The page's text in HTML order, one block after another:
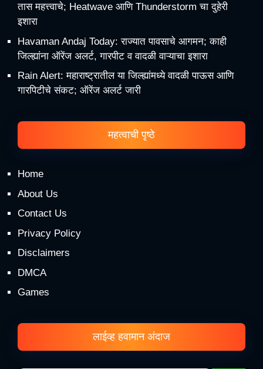
तास महत्त्वाचे; Heatwave आणि Thunderstorm चा दुहेरी
इशारा
Havaman Andaj Today: राज्यात पावसाचे आगमन; काही
जिल्ह्यांना ऑरेंज अलर्ट, गारपीट व वादळी वाऱ्याचा इशारा
Rain Alert: महाराष्ट्रातील या जिल्ह्यांमध्ये वादळी पाऊस आणि
गारपिटीचे संकट; ऑरेंज अलर्ट जारी
महत्वाची पृष्ठे
Home
About Us
Contact Us
Privacy Policy
Disclaimers
DMCA
Games
लाईव्ह हवामान अंदाज